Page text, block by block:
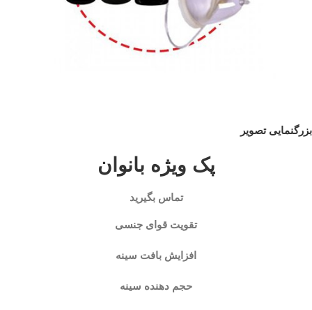
بزرگنمایی تصویر
پک ویژه بانوان
تماس بگیرید
تقویت قوای جنسی
افزایش بافت سینه
حجم دهنده سینه